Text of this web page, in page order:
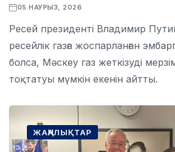
05 НАУРЫЗ, 2026
Ресей президенті Владимир
ресейлік газға жоспарланған
болса, Мәскеу газ жеткізуді
тоқтатуы мүмкін екенін айтты.
ЖАҢАЛЫҚТАР